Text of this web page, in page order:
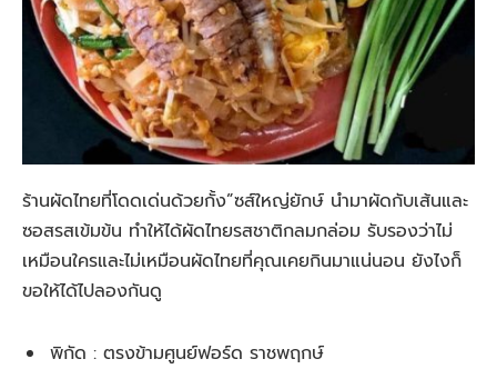
ร้านผัดไทยที่โดดเด่นด้วยกั้ง”ซส์ใหญ่ยักษ์ นำมาผัดกับเส้นและ
ซอสรสเข้มข้น ทำให้ได้ผัดไทยรสชาติกลมกล่อม รับรองว่าไม่
เหมือนใครและไม่เหมือนผัดไทยที่คุณเคยกินมาแน่นอน ยังไงก็
ขอให้ได้ไปลองกันดู
พิกัด : ตรงข้ามศูนย์ฟอร์ด ราชพฤกษ์